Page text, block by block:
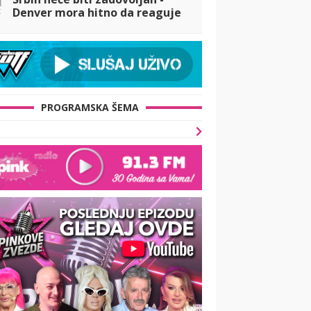
Denver mora hitno da reaguje
PROGRAMSKA ŠEMA